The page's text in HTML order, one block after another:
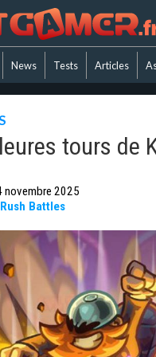
News Tests Articles
tours de
novembre 2025
Battles